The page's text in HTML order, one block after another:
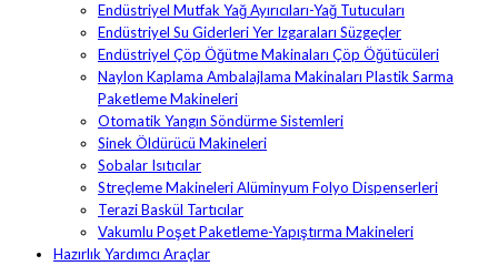
Endüstriyel Mutfak Yağ Ayırıcıları-Yağ Tutucuları
Endüstriyel Su Giderleri Yer Izgaraları Süzgeçler
Endüstriyel Çöp Öğütme Makinaları Çöp Öğütücüleri
Naylon Kaplama Ambalajlama Makinaları Plastik Sarma
Paketleme Makineleri
Otomatik Yangın Söndürme Sistemleri
Sinek Öldürücü Makineleri
Sobalar Isıtıcılar
Streçleme Makineleri Alüminyum Folyo Dispenserleri
Terazi Baskül Tartıcılar
Vakumlu Poşet Paketleme-Yapıştırma Makineleri
Hazırlık Yardımcı Araçlar